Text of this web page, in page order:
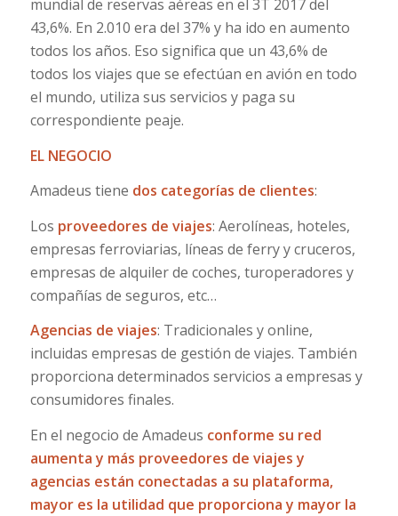
mundial de reservas aéreas en el 3T 2017 del
43,6%. En 2.010 era del 37% y ha ido en aumento
todos los años. Eso significa que un 43,6% de
todos los viajes que se efectúan en avión en todo
el mundo, utiliza sus servicios y paga su
correspondiente peaje.
EL NEGOCIO
Amadeus tiene dos categorías de clientes:
Los proveedores de viajes: Aerolíneas, hoteles,
empresas ferroviarias, líneas de ferry y cruceros,
empresas de alquiler de coches, turoperadores y
compañías de seguros, etc…
Agencias de viajes: Tradicionales y online,
incluidas empresas de gestión de viajes. También
proporciona determinados servicios a empresas y
consumidores finales.
En el negocio de Amadeus conforme su red
aumenta y más proveedores de viajes y
agencias están conectadas a su plataforma,
mayor es la utilidad que proporciona y mayor la